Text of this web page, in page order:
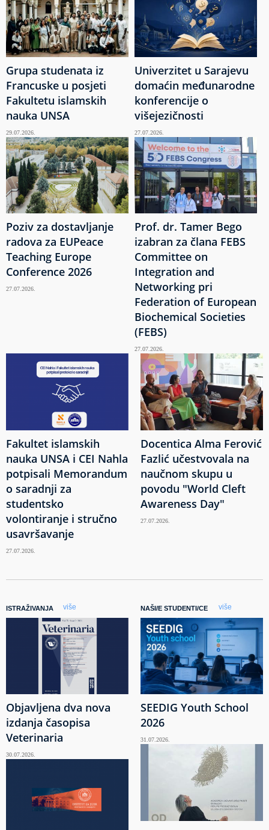
Grupa studenata iz
Francuske u posjeti
Fakultetu islamskih
nauka UNSA
29.07.2026.
Univerzitet u Sarajevu
domaćin međunarodne
konferencije o
višejezičnosti
27.07.2026.
Poziv za dostavljanje
radova za EUPeace
Teaching Europe
Conference 2026
27.07.2026.
Prof. dr. Tamer Bego
izabran za člana FEBS
Committee on
Integration and
Networking pri
Federation of European
Biochemical Societies
(FEBS)
27.07.2026.
Fakultet islamskih
nauka UNSA i CEI Nahla
potpisali Memorandum
o saradnji za
studentsko
volontiranje i stručno
usavršavanje
27.07.2026.
Docentica Alma Ferović
Fazlić učestvovala na
naučnom skupu u
povodu "World Cleft
Awareness Day"
27.07.2026.
ISTRAŽIVANJA više
Objavljena dva nova
izdanja časopisa
Veterinaria
30.07.2026.
NAŠI/E STUDENTI/CE više
SEEDIG Youth School
2026
31.07.2026.